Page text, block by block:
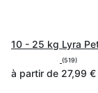
10 - 25 kg Lyra
(519)
à partir de 27,99 €